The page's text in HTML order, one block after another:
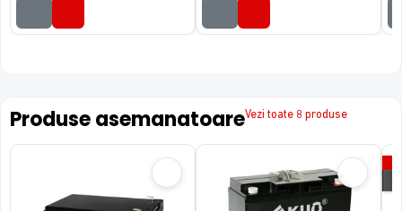
Produse asemanatoareVezi toate 8 produse